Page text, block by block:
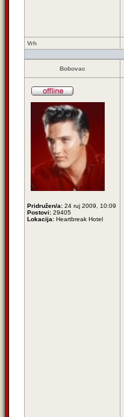
Vrh
Bobovac
Pridružen/a: 24 ruj 2009, 10:09
Postovi: 29405
Lokacija: Heartbreak Hotel